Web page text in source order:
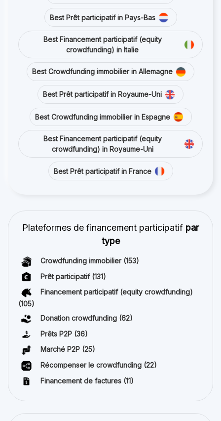
Best Prêt participatif in Pays-Bas
Best Financement participatif (equity
crowdfunding) in Italie
Best Crowdfunding immobilier in Allemagne
Best Prêt participatif in Royaume-Uni
Best Crowdfunding immobilier in Espagne
Best Financement participatif (equity
crowdfunding) in Royaume-Uni
Best Prêt participatif in France
Plateformes de financement participatif par
type
Crowdfunding immobilier (153)
Prêt participatif (131)
Financement participatif (equity crowdfunding)
(105)
Donation crowdfunding (62)
Prêts P2P (36)
Marché P2P (25)
Récompenser le crowdfunding (22)
Financement de factures (11)